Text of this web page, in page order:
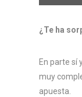
¿Te ha
En parte sí
muy
apuesta.